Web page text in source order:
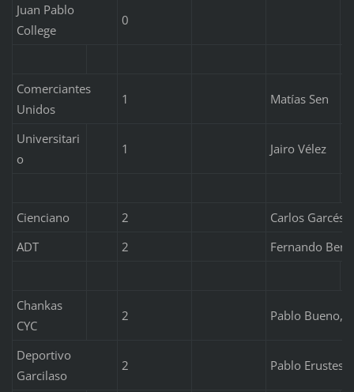
Juan Pablo
College
0
Comerciantes
Unidos
1 Matías Sen
Universitari
o
1 Jairo Vélez
Cienciano 2
Carlos Garcés,
ADT
2 Fernando
Chankas
CYC
2 Pablo Bueno,
Deportivo
Garcilaso
2 Pablo Erustes